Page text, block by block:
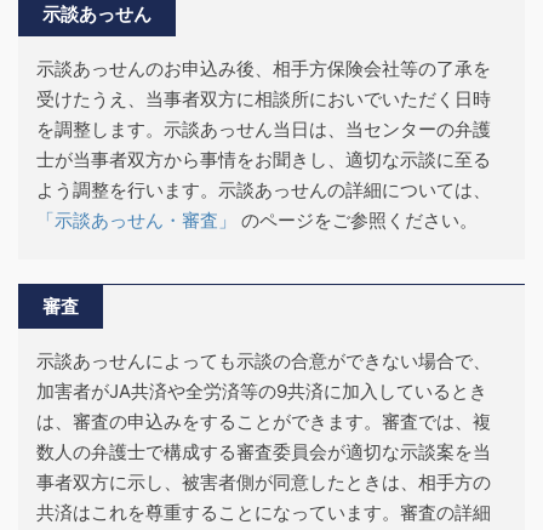
示談あっせん
示談あっせんのお申込み後、相手方保険会社等の了承を
受けたうえ、当事者双方に相談所においでいただく日時
を調整します。示談あっせん当日は、当センターの弁護
士が当事者双方から事情をお聞きし、適切な示談に至る
よう調整を行います。示談あっせんの詳細については、
「示談あっせん・審査」
のページをご参照ください。
審査
示談あっせんによっても示談の合意ができない場合で、
加害者がJA共済や全労済等の9共済に加入しているとき
は、審査の申込みをすることができます。審査では、複
数人の弁護士で構成する審査委員会が適切な示談案を当
事者双方に示し、被害者側が同意したときは、相手方の
共済はこれを尊重することになっています。審査の詳細